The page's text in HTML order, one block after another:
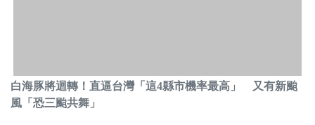
白海豚將迴轉！直逼台灣「這4縣市機率最高」 又有新颱
風「恐三颱共舞」